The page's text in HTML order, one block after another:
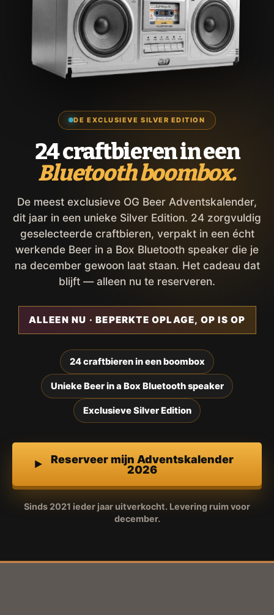
DE EXCLUSIEVE SILVER EDITION
24 craftbieren in een
Bluetooth boombox.
De meest exclusieve OG Beer Adventskalender,
dit jaar in een unieke Silver Edition. 24 zorgvuldig
geselecteerde craftbieren, verpakt in een écht
werkende Beer in a Box Bluetooth speaker die je
na december gewoon laat staan. Het cadeau dat
blijft — alleen nu te reserveren.
ALLEEN NU · BEPERKTE OPLAGE, OP IS OP
24 craftbieren in een boombox
Unieke Beer in a Box Bluetooth speaker
Exclusieve Silver Edition
Reserveer mijn Adventskalender
2026
Sinds 2021 ieder jaar uitverkocht. Levering ruim voor
december.